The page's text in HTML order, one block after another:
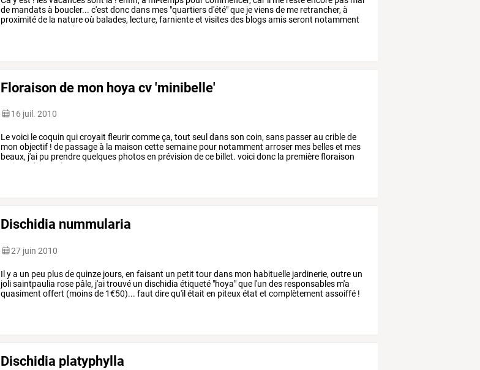
de mandatsà boucler... c'est doncdans mes "quartiersd'été"que jeviensde me retrancher, à
proximitéde la natureoù balades, lecture, farnienteet visitesdes blogsamisseront notamment
après
Floraison de mon hoya cv 'minibelle'
16 juil. 2010
Levoici lecoquin quicroyait fleurircommeça, tout seul dansson coin, sans passerau criblede
mon objectif ! de passageà la maison cettesemaine pour notamment arroser mes belleset mes
beaux, j'ai pu prendrequelques photosen prévision dece billet. voicidonc la premièrefloraison
maison
de hoya
Dischidia nummularia
27 juin 2010
Il ya un peu plusdequinze jours, en faisant un petit tourdans mon habituelle jardinerie, outre un
jolisaintpaulia rose pâle, j'aitrouvé un dischidia étiqueté "hoya"que l'un des responsables m'a
quasiment offert (moinsde 1€50)... faut direqu'il était en piteuxétat et complètement assoiffé !
Dischidia platyphylla